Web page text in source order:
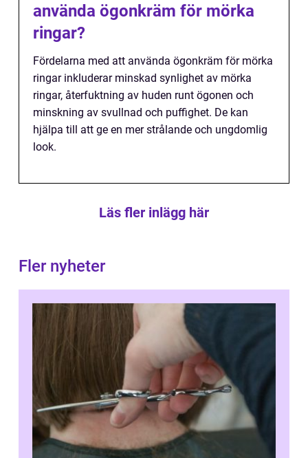
använda ögonkräm för mörka
ringar?
Fördelarna med att använda ögonkräm för mörka
ringar inkluderar minskad synlighet av mörka
ringar, återfuktning av huden runt ögonen och
minskning av svullnad och puffighet. De kan
hjälpa till att ge en mer strålande och ungdomlig
look.
Läs fler inlägg här
Fler nyheter